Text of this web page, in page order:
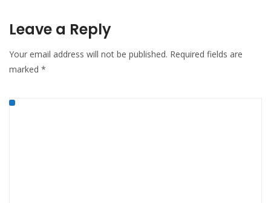
Leave a Reply
Your email address will not be published. Required fields are
marked *